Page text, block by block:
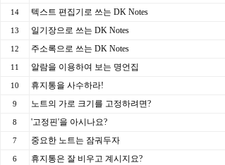
14 텍스트 편집기로 쓰는 DK Notes
13 일기장으로 쓰는 DK Notes
12 주소록으로 쓰는 DK Notes
11 알람을 이용하여 보는 명언집
10 휴지통을 사수하라!
9 노트의 가로 크기를 고정하려면?
8 '고정핀'을 아시나요?
7 중요한 노트는 잠궈두자
6 휴지통은 잘 비우고 계시지요?